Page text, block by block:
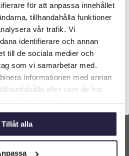
för att anpassa innehållet
tillhandahålla funktioner
vår trafik. Vi
identifierare och annan
till de sociala medier och
som vi samarbetar med.
informationen med annan
eller som de har
Tillåt alla
Ljusstake | Lykta/Stativ
829kr
Lägg till i
till Webflower
Du kan alltid justera ditt val
upp på sidan.
(exkl. moms)
(inkl. moms)